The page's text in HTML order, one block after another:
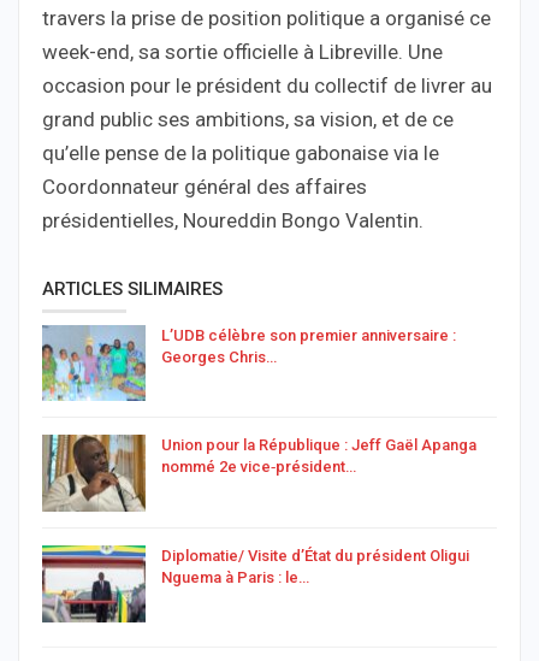
travers la prise de position politique a organisé ce
week-end, sa sortie officielle à Libreville. Une
occasion pour le président du collectif de livrer au
grand public ses ambitions, sa vision, et de ce
qu’elle pense de la politique gabonaise via le
Coordonnateur général des affaires
présidentielles, Noureddin Bongo Valentin.
ARTICLES SILIMAIRES
L’UDB célèbre son premier anniversaire :
Georges Chris…
Union pour la République : Jeff Gaël Apanga
nommé 2e vice‑président…
Diplomatie/ Visite d’État du président Oligui
Nguema à Paris : le…